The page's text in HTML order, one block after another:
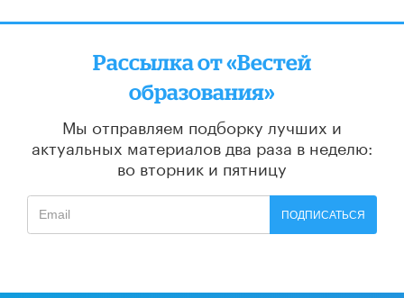
Рассылка от «Вестей
образования»
Мы отправляем подборку лучших и
актуальных материалов два раза в неделю:
во вторник и пятницу
ПОДПИСАТЬСЯ